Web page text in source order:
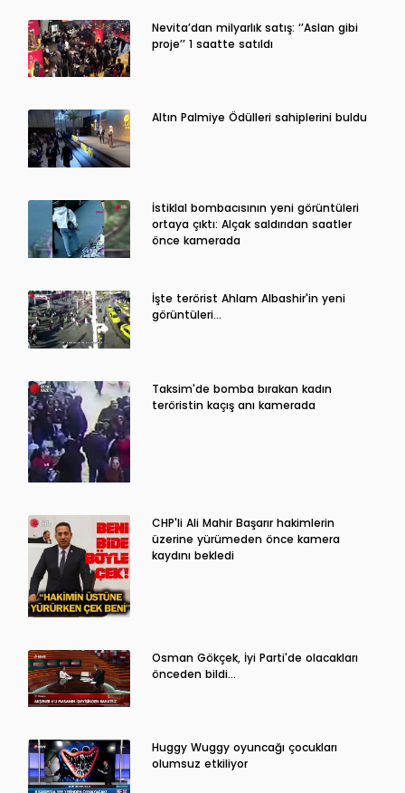
Nevita’dan milyarlık satış: ‘’Aslan gibi
proje’’ 1 saatte satıldı
Altın Palmiye Ödülleri sahiplerini buldu
İstiklal bombacısının yeni görüntüleri
ortaya çıktı: Alçak saldırıdan saatler
önce kamerada
İşte terörist Ahlam Albashir'in yeni
görüntüleri…
Taksim'de bomba bırakan kadın
teröristin kaçış anı kamerada
CHP'li Ali Mahir Başarır hakimlerin
üzerine yürümeden önce kamera
kaydını bekledi
Osman Gökçek, İyi Parti'de olacakları
önceden bildi...
Huggy Wuggy oyuncağı çocukları
olumsuz etkiliyor